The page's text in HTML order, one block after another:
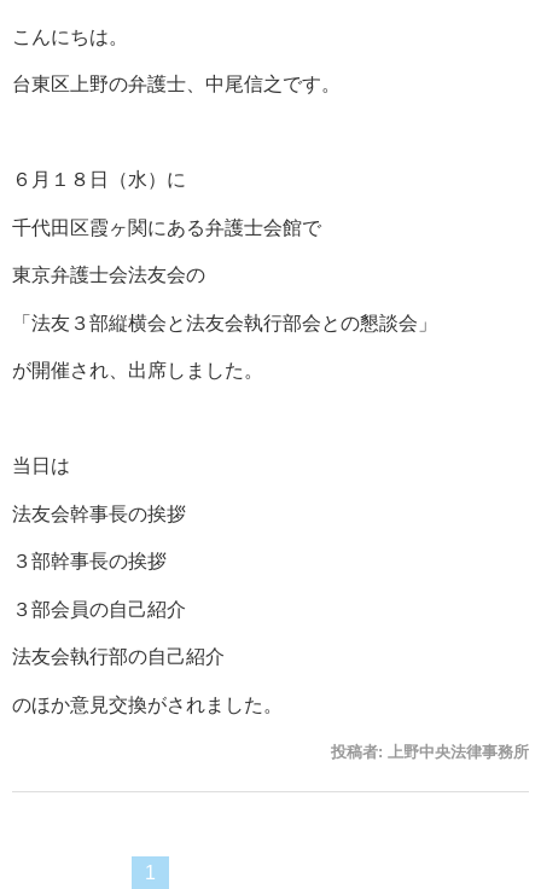
こんにちは。
台東区上野の弁護士、中尾信之です。
６月１８日（水）に
千代田区霞ヶ関にある弁護士会館で
東京弁護士会法友会の
「法友３部縦横会と法友会執行部会との懇談会」
が開催され、出席しました。
当日は
法友会幹事長の挨拶
３部幹事長の挨拶
３部会員の自己紹介
法友会執行部の自己紹介
のほか意見交換がされました。
投稿者: 上野中央法律事務所
1